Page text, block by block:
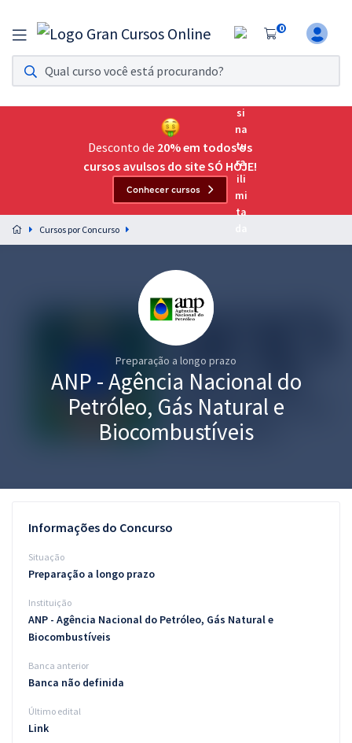
0
Assinatura Ilimitada 11
Acesso a todos os cursos. Teste grátis por 7 dias!
Assinatura OAB Até Passar
Acesso ilimitado a toda preparação para o Exame da
Preparação completa e intensiva para as principais
residências em saúde do Brasil
Graduação
Blog
Aprovados
Desconto de 20% em todos os
cursos avulsos do site SÓ HOJE!
Conhecer cursos
Cursos por Concurso
Preparação a longo prazo
ANP - Agência Nacional do
Petróleo, Gás Natural e
Biocombustíveis
Informações do Concurso
Situação
Preparação a longo prazo
Instituição
ANP - Agência Nacional do Petróleo, Gás Natural e
Biocombustíveis
Banca anterior
Banca não definida
Último edital
Link